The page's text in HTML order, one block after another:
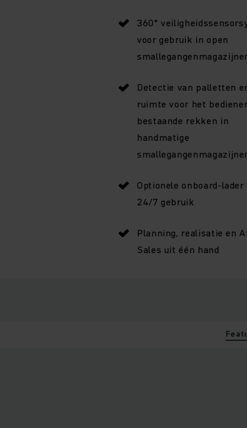
360°
voor gebruik in open
Detectie van palletten
ruimte voor het
bestaande rekken in
handmatige
Optionele onboard-lader
24/7 gebruik
Planning, realisatie en
Sales uit één hand